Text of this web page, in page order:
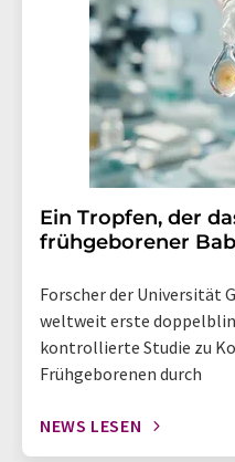
Ein Tropfen, der
frühgeborener
Forscher der Universität
weltweit erste
kontrollierte Studie zu
Frühgeborenen durch
NEWS LESEN